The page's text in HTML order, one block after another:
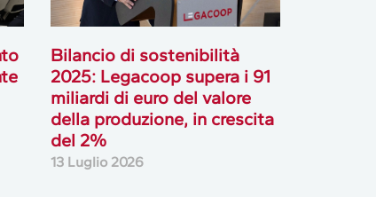
Bilancio di sostenibilità
2025: Legacoop supera i 91
miliardi di euro del valore
della produzione, in crescita
del 2%
13 Luglio 2026